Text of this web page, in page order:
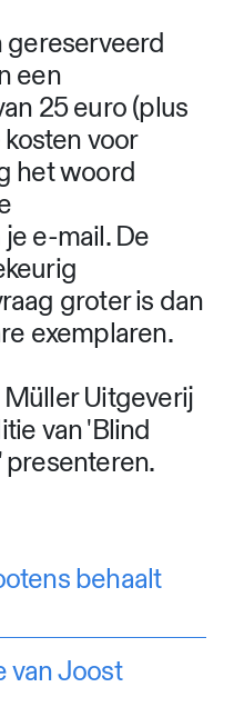
bedragen
of 20
de wereld.
bent, stuur
Je kunt slechts
bestellen.
gereserveerd
25 euro (plus
voor
het woord
groter is dan
exemplaren.
Uitgeverij